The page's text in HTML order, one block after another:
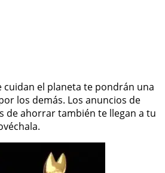
cuidan el planeta te pondrán una
los demás. Los anuncios de
de ahorrar también te llegan a tu